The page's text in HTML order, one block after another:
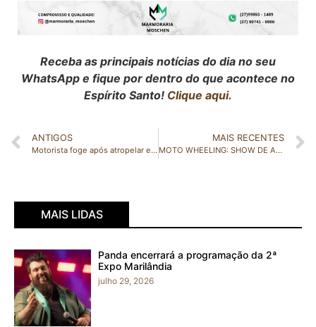
Receba as principais notícias do dia no seu
WhatsApp e fique por dentro do que acontece no
Espírito Santo! Clique aqui.
ANTIGOS
Motorista foge após atropelar e matar ciclista em Rio Bananal
MAIS RECENTES
MOTO WHEELING: SHOW DE ACROBACIAS E MANOBRAS RADICAIS SOBRE DUAS RODAS PROMETE ADRENALIZAR O PÚBLICO NA EXPOSAMA
MAIS LIDAS
Panda encerrará a programação da 2ª
Expo Marilândia
julho 29, 2026